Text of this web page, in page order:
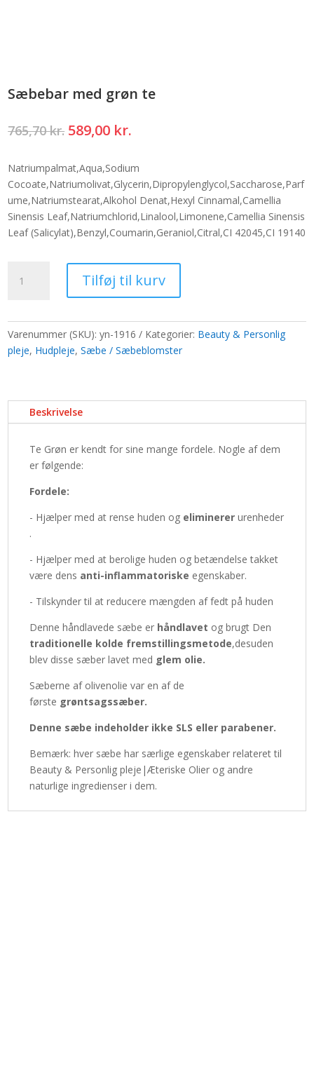
Sæbebar med grøn te
765,70kr. Den
pris
var:
765,70 kr..
589,00 kr.
pris
er:
589,00 kr..
Natriumpalmat,Aqua,Sodium
Cocoate,Natriumolivat,Glycerin,Dipropylenglycol,Saccharose,Parf
ume,Natriumstearat,Alkohol Denat,Hexyl Cinnamal,Camellia
Sinensis Leaf,Natriumchlorid,Linalool,Limonene,Camellia Sinensis
Leaf (Salicylat),Benzyl,Coumarin,Geraniol,Citral,CI 42045,CI 19140
med
antal
Tilføj til kurv
Varenummer (SKU):yn-1916 Kategorier: Beauty & Personlig
pleje, Hudpleje,Sæbe / Sæbeblomster
Beskrivelse
Te Grøn er kendt for sine mange fordele. Nogle af dem
er følgende:
Fordele:
- Hjælper med at rense huden og eliminererurenheder
.
- Hjælper med at berolige huden og betændelse takket
være dens anti-inflammatoriske egenskaber.
- Tilskynder til at reducere mængden af fedt på huden
Denne håndlavede sæbe er håndlavet og brugt Den
traditionelle kolde fremstillingsmetode,desuden
blev disse sæber lavet med glem olie.
Sæberne af olivenolie var en af de
første grøntsagssæber.
Denne sæbe indeholder ikke SLS eller parabener.
Bemærk: hver sæbe har særlige egenskaber relateret til
Beauty & Personlig pleje|Æteriske Olier og andre
naturlige ingredienser i dem.